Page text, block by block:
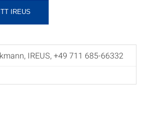
IREUS
IREUS, +49 711 685-66332